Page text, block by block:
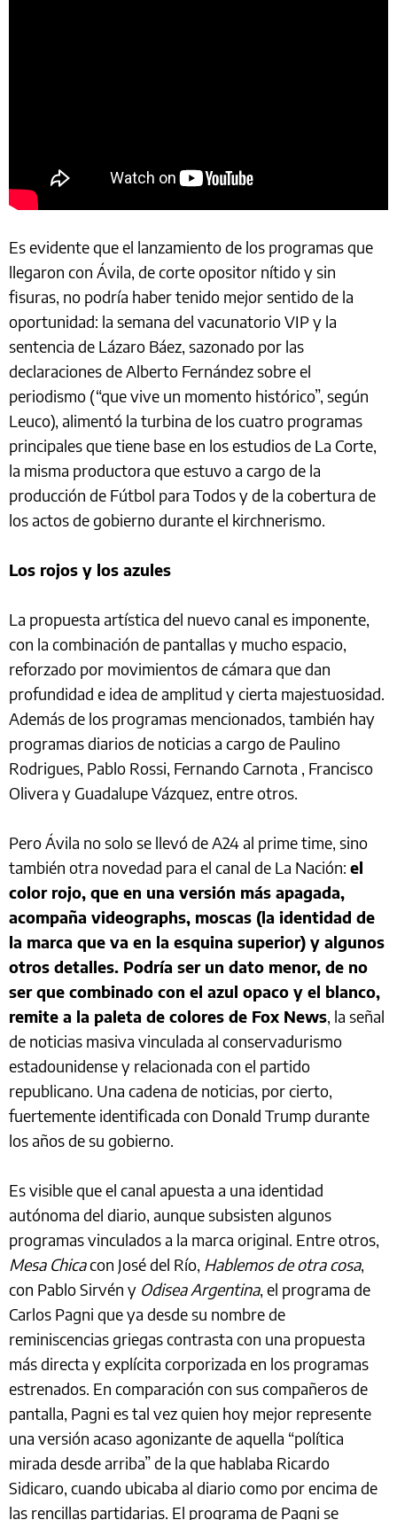
Es evidente que el lanzamiento de los programas que
llegaron con Ávila, de corte opositor nítido y sin
fisuras, no podría haber tenido mejor sentido de la
oportunidad: la semana del vacunatorio VIP y la
sentencia de Lázaro Báez, sazonado por las
declaraciones de Alberto Fernández sobre el
periodismo (“que vive un momento histórico”, según
Leuco), alimentó la turbina de los cuatro programas
principales que tiene base en los estudios de La Corte,
la misma productora que estuvo a cargo de la
producción de Fútbol para Todos y de la cobertura de
los actos de gobierno durante el kirchnerismo.
Los rojos y los azules
La propuesta artística del nuevo canal es imponente,
con la combinación de pantallas y mucho espacio,
reforzado por movimientos de cámara que dan
profundidad e idea de amplitud y cierta majestuosidad.
Además de los programas mencionados, también hay
programas diarios de noticias a cargo de Paulino
Rodrigues, Pablo Rossi, Fernando Carnota , Francisco
Olivera y Guadalupe Vázquez, entre otros.
Pero Ávila no solo se llevó de A24 al prime time, sino
también otra novedad para el canal de La Nación: el
color rojo, que en una versión más apagada,
acompaña videographs, moscas (la identidad de
la marca que va en la esquina superior) y algunos
otros detalles. Podría ser un dato menor, de no
ser que combinado con el azul opaco y el blanco,
remite a la paleta de colores de Fox News, la señal
de noticias masiva vinculada al conservadurismo
estadounidense y relacionada con el partido
republicano. Una cadena de noticias, por cierto,
fuertemente identificada con Donald Trump durante
los años de su gobierno.
Es visible que el canal apuesta a una identidad
autónoma del diario, aunque subsisten algunos
programas vinculados a la marca original. Entre otros,
Mesa Chicacon José del Río, Hablemos de otra cosa,
con Pablo Sirvén y Odisea Argentina, el programa de
Carlos Pagni que ya desde su nombre de
reminiscencias griegas contrasta con una propuesta
más directa y explícita corporizada en los programas
estrenados. En comparación con sus compañeros de
pantalla, Pagni es tal vez quien hoy mejor represente
una versión acaso agonizante de aquella “política
mirada desde arriba” de la que hablaba Ricardo
Sidicaro, cuando ubicaba al diario como por encima de
las rencillas partidarias. El programa de Pagni se